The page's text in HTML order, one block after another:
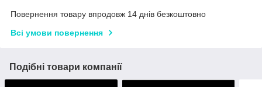
Повернення товару впродовж 14 днів безкоштовно
Всі умови повернення
Подібні товари компанії